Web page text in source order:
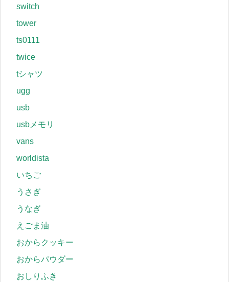
switch
tower
ts0111
twice
tシャツ
ugg
usb
usbメモリ
vans
worldista
いちご
うさぎ
うなぎ
えごま油
おからクッキー
おからパウダー
おしりふき